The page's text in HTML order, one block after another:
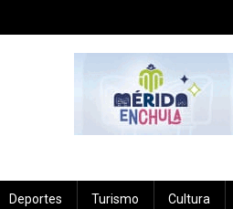
Deportes Turismo Cultura